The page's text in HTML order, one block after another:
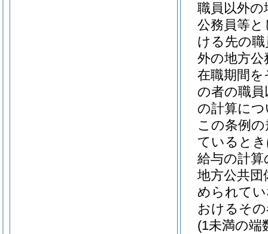
職員以外
公務員等
ける先の
外の地方
在職期間
の者の職
の計算に
この条例
ていると
給与の計
地方公共
められて
おけるそ
(1未満の端